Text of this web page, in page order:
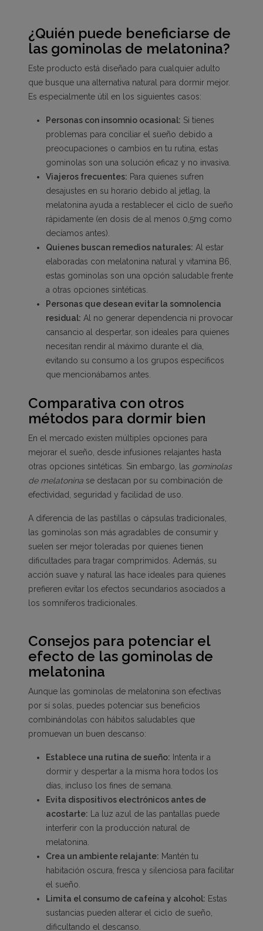
¿Quién puede beneficiarse de
las gominolas de melatonina?
Este producto está diseñado para cualquier adulto
que busque una alternativa natural para dormir mejor.
Es especialmente útil en los siguientes casos:
Personas con insomnio ocasional: Si tienes
problemas para conciliar el sueño debido a
preocupaciones o cambios en tu rutina, estas
gominolas son una solución eficaz y no invasiva.
Viajeros frecuentes: Para quienes sufren
desajustes en su horario debido al jetlag, la
melatonina ayuda a restablecer el ciclo de sueño
rápidamente (en dosis de al menos 0,5mg como
decíamos antes).
Quienes buscan remedios naturales: Al estar
elaboradas con melatonina natural y vitamina B6,
estas gominolas son una opción saludable frente
a otras opciones sintéticas.
Personas que desean evitar la somnolencia
residual: Al no generar dependencia ni provocar
cansancio al despertar, son ideales para quienes
necesitan rendir al máximo durante el día,
evitando su consumo a los grupos específicos
que mencionábamos antes.
Comparativa con otros
métodos para dormir bien
En el mercado existen múltiples opciones para
mejorar el sueño, desde infusiones relajantes hasta
otras opciones sintéticas. Sin embargo, las gominolas
de melatonina se destacan por su combinación de
efectividad, seguridad y facilidad de uso.
A diferencia de las pastillas o cápsulas tradicionales,
las gominolas son más agradables de consumir y
suelen ser mejor toleradas por quienes tienen
dificultades para tragar comprimidos. Además, su
acción suave y natural las hace ideales para quienes
prefieren evitar los efectos secundarios asociados a
los somníferos tradicionales.
Consejos para potenciar el
efecto de las gominolas de
melatonina
Aunque las gominolas de melatonina son efectivas
por sí solas, puedes potenciar sus beneficios
combinándolas con hábitos saludables que
promuevan un buen descanso:
Establece una rutina de sueño: Intenta ir a
dormir y despertar a la misma hora todos los
días, incluso los fines de semana.
Evita dispositivos electrónicos antes de
acostarte: La luz azul de las pantallas puede
interferir con la producción natural de
melatonina.
Crea un ambiente relajante: Mantén tu
habitación oscura, fresca y silenciosa para facilitar
el sueño.
Limita el consumo de cafeína y alcohol: Estas
sustancias pueden alterar el ciclo de sueño,
dificultando el descanso.